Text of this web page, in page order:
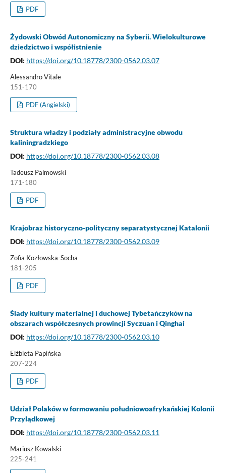
PDF
Żydowski Obwód Autonomiczny na Syberii. Wielokulturowe
dziedzictwo i współistnienie
DOI: https://doi.org/10.18778/2300-0562.03.07
Alessandro Vitale
151-170
PDF (Angielski)
Struktura władzy i podziały administracyjne obwodu
kaliningradzkiego
DOI: https://doi.org/10.18778/2300-0562.03.08
Tadeusz Palmowski
171-180
PDF
Krajobraz historyczno-polityczny separatystycznej Katalonii
DOI: https://doi.org/10.18778/2300-0562.03.09
Zofia Kozłowska-Socha
181-205
PDF
Ślady kultury materialnej i duchowej Tybetańczyków na
obszarach współczesnych prowincji Syczuan i Qinghai
DOI: https://doi.org/10.18778/2300-0562.03.10
Elżbieta Papińska
207-224
PDF
Udział Polaków w formowaniu południowoafrykańskiej Kolonii
Przylądkowej
DOI: https://doi.org/10.18778/2300-0562.03.11
Mariusz Kowalski
225-241